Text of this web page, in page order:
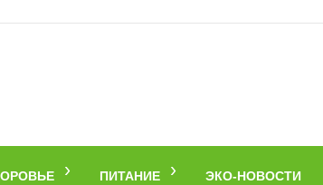
ПИТАНИЕ ЭКО-НОВОСТИ